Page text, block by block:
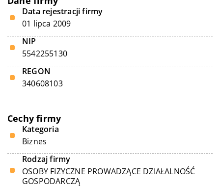
Data rejestracji firmy
01 lipca 2009
NIP
5542255130
REGON
340608103
Cechy firmy
Kategoria
Biznes
Rodzaj firmy
OSOBY FIZYCZNE PROWADZĄCE DZIAŁALNOŚĆ
GOSPODARCZĄ